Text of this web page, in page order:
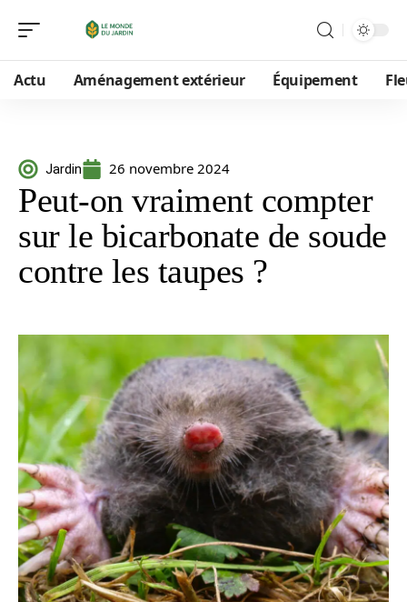
Actu Aménagement extérieur Équipement
Jardin 26 novembre 2024
Peut-on vraiment compter
sur le bicarbonate de soude
contre les taupes ?